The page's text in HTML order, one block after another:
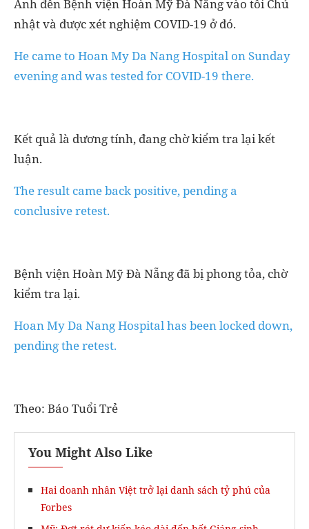
Anh đến Bệnh viện Hoàn Mỹ Đà Nẵng vào tối Chủ
nhật và được xét nghiệm COVID-19 ở đó.
He came to Hoan My Da Nang Hospital on Sunday
evening and was tested for COVID-19 there.
Kết quả là dương tính, đang chờ kiểm tra lại kết
luận.
The result came back positive, pending a
conclusive retest.
Bệnh viện Hoàn Mỹ Đà Nẵng đã bị phong tỏa, chờ
kiểm tra lại.
Hoan My Da Nang Hospital has been locked down,
pending the retest.
Theo: Báo Tuổi Trẻ
You Might Also Like
Hai doanh nhân Việt trở lại danh sách tỷ phú của
Forbes